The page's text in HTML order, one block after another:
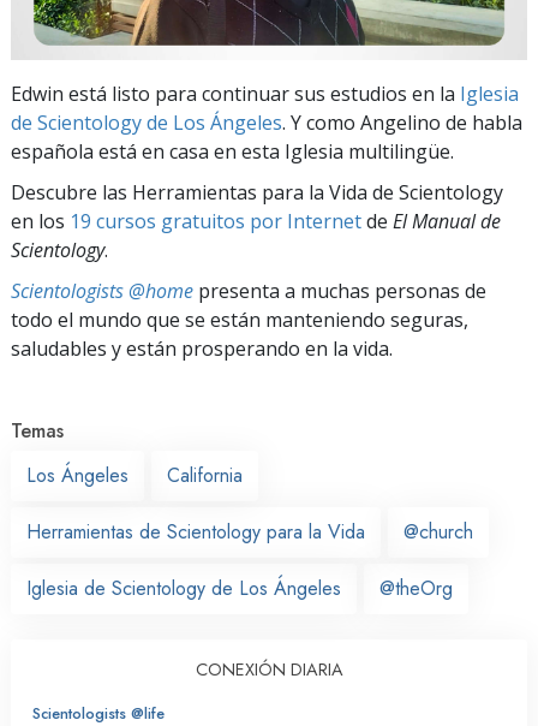
Edwin está listo para continuar sus estudios en la Iglesia
de Scientology de Los Ángeles. Y como Angelino de habla
española está en casa en esta Iglesia multilingüe.
Descubre las Herramientas para la Vida de Scientology
en los 19 cursos gratuitos por Internetde El Manual de
Scientology.
Scientologists @home presenta a muchas personas de
todo el mundo que se están manteniendo seguras,
saludables y están prosperando en la vida.
Temas
Los Ángeles
California
Herramientas de Scientology para la Vida @church
Iglesia de Scientology de Los Ángeles @theOrg
CONEXIÓN DIARIA
Scientologists @life